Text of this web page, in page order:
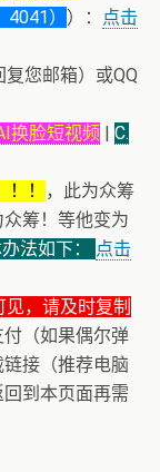
） ）：
点击
您邮箱）或QQ
换脸短视频 | C.
！
，此为众筹
筹！等他变为
法如下：
点击
，请及时复制
（如果偶尔弹
接（推荐电脑
到本页面再需
片神器
！《了解宇宙